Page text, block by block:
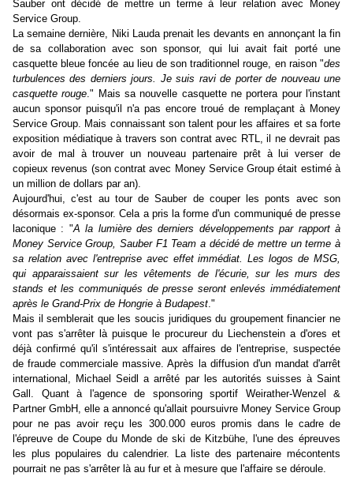
Sauber ont décidé de mettre un terme à leur relation avec Money
Service Group.
La semaine dernière, Niki Lauda prenait les devants en annonçant la fin
de sa collaboration avec son sponsor, qui lui avait fait porté une
casquette bleue foncée au lieu de son traditionnel rouge, en raison "des
turbulences des derniers jours. Je suis ravi de porter de nouveau une
casquette rouge." Mais sa nouvelle casquette ne portera pour l'instant
aucun sponsor puisqu'il n'a pas encore troué de remplaçant à Money
Service Group. Mais connaissant son talent pour les affaires et sa forte
exposition médiatique à travers son contrat avec RTL, il ne devrait pas
avoir de mal à trouver un nouveau partenaire prêt à lui verser de
copieux revenus (son contrat avec Money Service Group était estimé à
un million de dollars par an).
Aujourd'hui, c'est au tour de Sauber de couper les ponts avec son
désormais ex-sponsor. Cela a pris la forme d'un communiqué de presse
laconique : "A la lumière des derniers développements par rapport à
Money Service Group, Sauber F1 Team a décidé de mettre un terme à
sa relation avec l'entreprise avec effet immédiat. Les logos de MSG,
qui apparaissaient sur les vêtements de l'écurie, sur les murs des
stands et les communiqués de presse seront enlevés immédiatement
après le Grand-Prix de Hongrie à Budapest."
Mais il semblerait que les soucis juridiques du groupement financier ne
vont pas s'arrêter là puisque le procureur du Liechenstein a d'ores et
déjà confirmé qu'il s'intéressait aux affaires de l'entreprise, suspectée
de fraude commerciale massive. Après la diffusion d'un mandat d'arrêt
international, Michael Seidl a arrêté par les autorités suisses à Saint
Gall. Quant à l'agence de sponsoring sportif Weirather-Wenzel &
Partner GmbH, elle a annoncé qu'allait poursuivre Money Service Group
pour ne pas avoir reçu les 300.000 euros promis dans le cadre de
l'épreuve de Coupe du Monde de ski de Kitzbühe, l'une des épreuves
les plus populaires du calendrier. La liste des partenaire mécontents
pourrait ne pas s'arrêter là au fur et à mesure que l'affaire se déroule.